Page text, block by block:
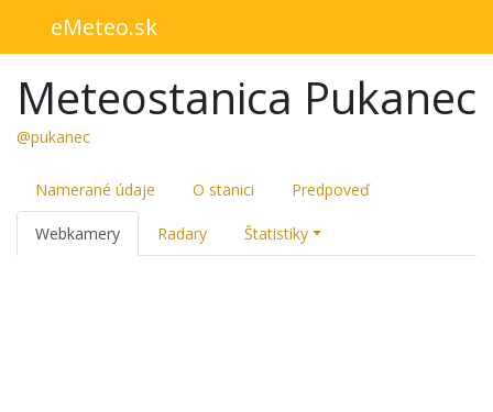
eMeteo.sk
Meteostanica Pukanec
@pukanec
Namerané údaje O stanici Predpoveď
Webkamery Radary Štatistiky